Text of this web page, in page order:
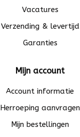
Vacatures
Verzending & levertijd
Garanties
Mijn account
Account informatie
Herroeping aanvragen
Mijn bestellingen